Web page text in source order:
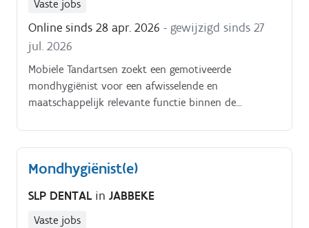
Vaste jobs
Online sinds 28 apr. 2026 - gewijzigd sinds 27
jul. 2026
Mobiele Tandartsen zoekt een gemotiveerde
mondhygiënist voor een afwisselende en
maatschappelijk relevante functie binnen de
aan doelgroepen met hoge zorgnoden: mensen die
door fysieke, mentale, sociale of financiële drempels
de voorbije jaren vaak niet of nauwelijks bij een
ouderen, personen met een beperking en andere
kwetsbare patiëntengroepen Om deze zorg op een
Mondhygiënist(e)
SLP DENTAL in JABBEKE
Vaste jobs